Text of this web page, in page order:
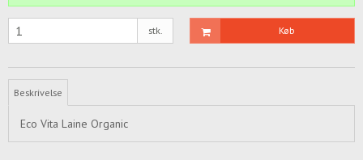
stk. Køb
Beskrivelse
Eco Vita Laine Organic